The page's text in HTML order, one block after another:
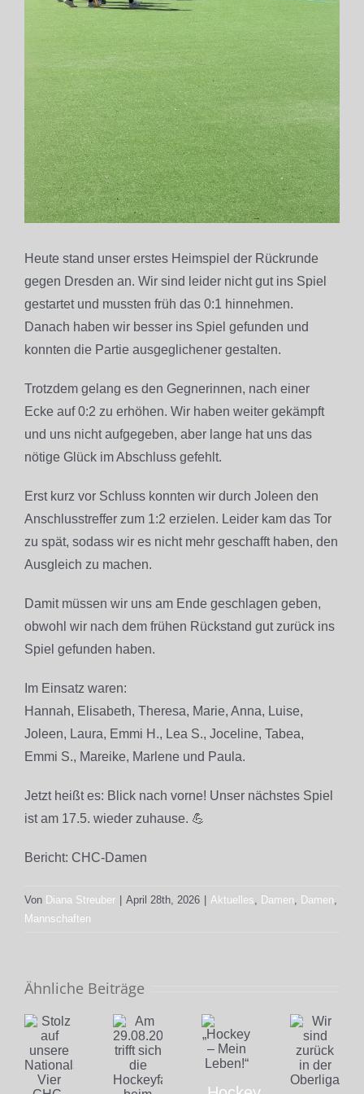
Heute stand unser erstes Heimspiel der Rückrunde
gegen Dresden an. Wir sind leider nicht gut ins Spiel
gestartet und mussten früh das 0:1 hinnehmen.
Danach haben wir besser ins Spiel gefunden und
konnten die Partie ausgeglichener gestalten.
Trotzdem gelang es den Gegnerinnen, nach einer
Ecke auf 0:2 zu erhöhen. Wir haben weiter gekämpft
und uns nicht aufgegeben, aber lange hat uns das
nötige Glück im Abschluss gefehlt.
Erst kurz vor Schluss konnten wir durch Joleen den
Anschlusstreffer zum 1:2 erzielen. Leider kam das Tor
zu spät, sodass wir es nicht mehr geschafft haben, den
Ausgleich zu machen.
Damit müssen wir uns am Ende geschlagen geben,
obwohl wir nach dem frühen Rückstand gut zurück ins
Spiel gefunden haben.
Im Einsatz waren:
Hannah, Elisabeth, Theresa, Marie, Anna, Luise,
Joleen, Laura, Emmi H., Lea S., Joceline, Tabea,
Emmi S., Mareike, Marlene und Paula.
Jetzt heißt es: Blick nach vorne! Unser nächstes Spiel
ist am 17.5. wieder zuhause. 💪
Bericht: CHC-Damen
Von Diana Streuber | April 28th, 2026 | Aktuelles Damen Damen
Mannschaften
Ähnliche Beiträge